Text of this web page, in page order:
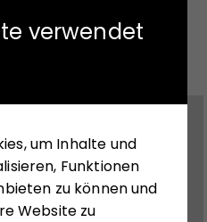
Ost noch
verwendet
um Inhalte und
Funktionen
zu können und
Website zu